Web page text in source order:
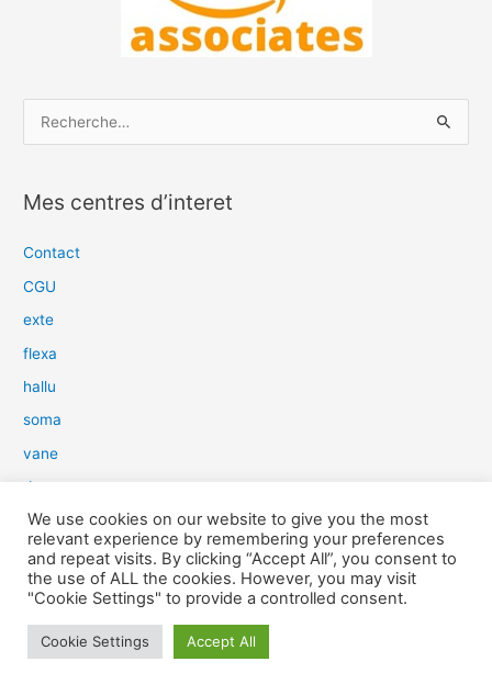
h
e
e
r
:
Mes centres d’interet
Contact
CGU
exte
flexa
hallu
soma
vane
dow
slim
aure
light
We use cookies on our website to give you the most
relevant experience by remembering your preferences
and repeat visits. By clicking “Accept All”, you consent to
the use of ALL the cookies. However, you may visit
"Cookie Settings" to provide a controlled consent.
Cookie Settings Accept All